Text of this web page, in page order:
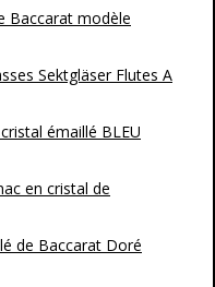
Baccarat modèle
Sektgläser Flutes A
émaillé BLEU
en cristal de
de Baccarat Doré